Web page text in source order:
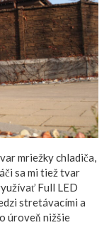
mriežky chladiča,
sa mi tiež tvar
Full LED
stretávacími a
úroveň nižšie